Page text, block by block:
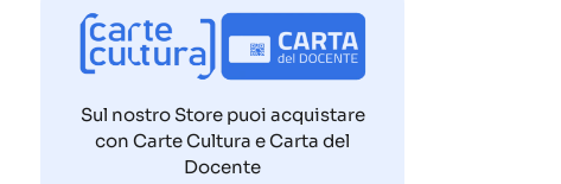
Sul nostro Store puoi acquistare
con Carte Cultura e Carta del
Docente